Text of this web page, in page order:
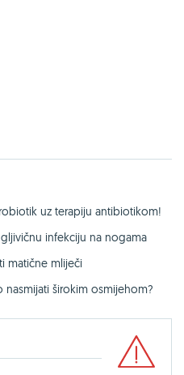
uz terapiju antibiotikom!
infekciju na nogama
matične mliječi
širokim osmijehom?